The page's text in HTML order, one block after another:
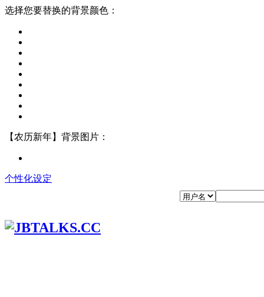
选择您要替换的背景颜色：
【农历新年】背景图片：
个性化设定